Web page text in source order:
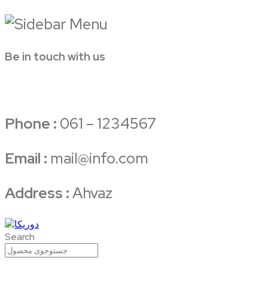
Be in touch with us
Phone : 061 – 1234567
Email : mail@info.com
Address :Ahvaz
Search